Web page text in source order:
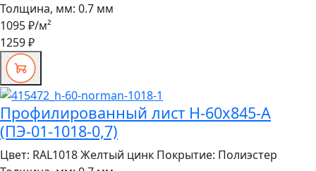
Толщина, мм: 0.7 мм
1095 ₽/м²
1259 ₽
Профилированный лист Н-60x845-A
(ПЭ-01-1018-0,7)
Цвет: RAL1018 Желтый цинк Покрытие: Полиэстер